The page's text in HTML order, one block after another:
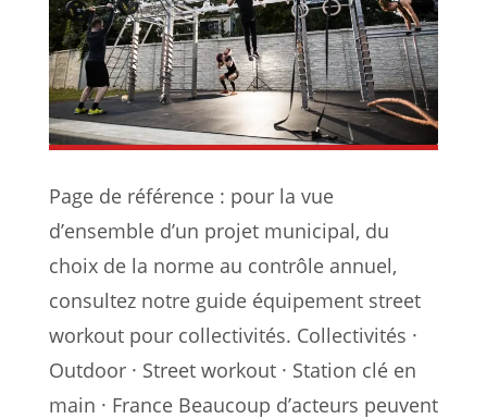
Page de référence : pour la vue
d’ensemble d’un projet municipal, du
choix de la norme au contrôle annuel,
consultez notre guide équipement street
workout pour collectivités. Collectivités ·
Outdoor · Street workout · Station clé en
main · France Beaucoup d’acteurs peuvent